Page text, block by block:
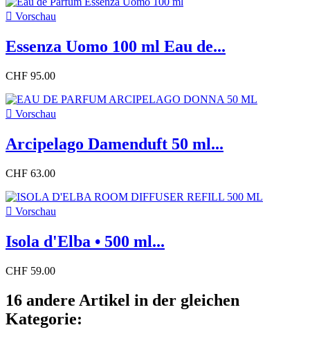
 Vorschau
Essenza Uomo 100 ml Eau de...
CHF 95.00
 Vorschau
Arcipelago Damenduft 50 ml...
CHF 63.00
 Vorschau
Isola d'Elba • 500 ml...
CHF 59.00
16 andere Artikel in der gleichen
Kategorie: